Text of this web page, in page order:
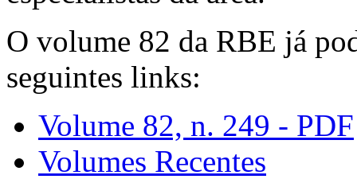
O volume 82 da RBE já
seguintes links:
Volume 82, n. 249 - PDF
Volumes Recentes